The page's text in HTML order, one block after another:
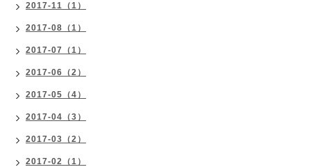
2017-11（1）
2017-08（1）
2017-07（1）
2017-06（2）
2017-05（4）
2017-04（3）
2017-03（2）
2017-02（1）